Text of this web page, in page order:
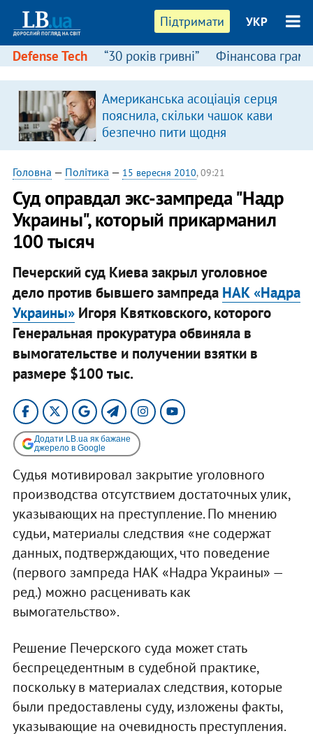
Підтримати УКР
Defense Tech “30 років гривні” Фінансова
Американська асоціація серця
пояснила, скільки чашок кави
безпечно пити щодня
Головна — Політика — 15 вересня 2010, 09:21
Суд оправдал экс-зампреда "Надр
Украины", который прикарманил
100 тыcяч
Печерский суд Киева закрыл уголовное
дело против бывшего зампреда НАК «Надра
Украины»Игоря Квятковского, которого
Генеральная прокуратура обвиняла в
вымогательстве и получении взятки в
размере $100 тыс.
Додати LB.ua як бажане
джерело в Google
Судья мотивировал закрытие уголовного
производства отсутствием достаточных улик,
указывающих на преступление. По мнению
судьи, материалы следствия «не содержат
данных, подтверждающих, что поведение
(первого зампреда НАК «Надра Украины» —
ред.) можно расценивать как
вымогательство».
Решение Печерского суда может стать
беспрецедентным в судебной практике,
поскольку в материалах следствия, которые
были предоставлены суду, изложены факты,
указывающие на очевидность преступления.